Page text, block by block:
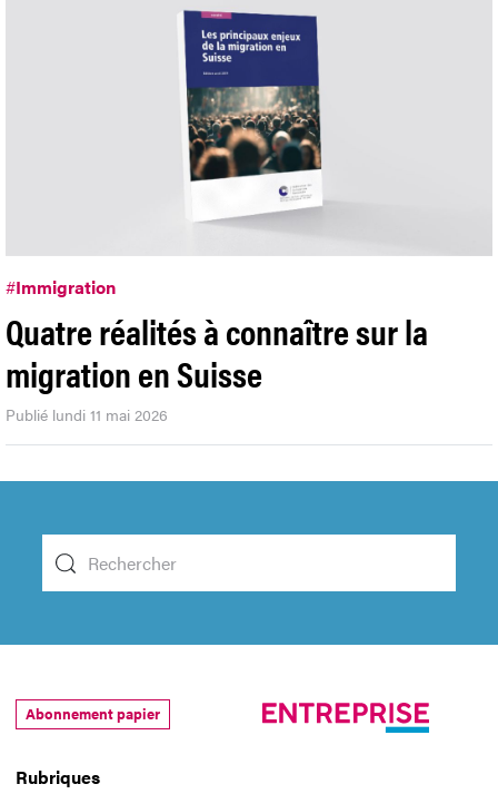
#Immigration
Quatre réalités à connaître sur la
migration en Suisse
Publié lundi 11 mai 2026
Rubriques
Abonnement papier